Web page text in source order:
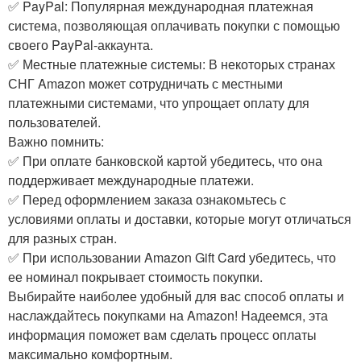
✅ PayPal: Популярная международная платежная
система, позволяющая оплачивать покупки с помощью
своего PayPal-аккаунта.
✅ Местные платежные системы: В некоторых странах
СНГ Amazon может сотрудничать с местными
платежными системами, что упрощает оплату для
пользователей.
Важно помнить:
✅ При оплате банковской картой убедитесь, что она
поддерживает международные платежи.
✅ Перед оформлением заказа ознакомьтесь с
условиями оплаты и доставки, которые могут отличаться
для разных стран.
✅ При использовании Amazon Gift Card убедитесь, что
ее номинал покрывает стоимость покупки.
Выбирайте наиболее удобный для вас способ оплаты и
наслаждайтесь покупками на Amazon! Надеемся, эта
информация поможет вам сделать процесс оплаты
максимально комфортным.